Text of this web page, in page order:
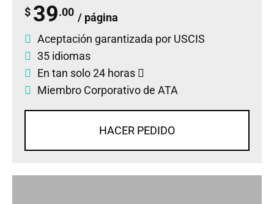
$ 39.00 / página
Aceptación garantizada por USCIS
35 idiomas
En tan solo 24 horas
Miembro Corporativo de ATA
HACER PEDIDO